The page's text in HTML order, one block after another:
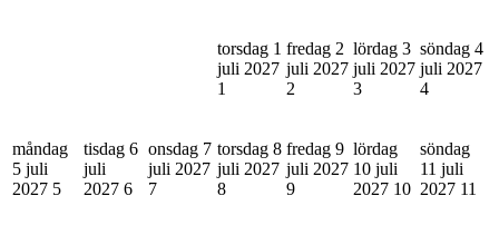
torsdag 1
juli 2027
1
fredag 2
juli 2027
2
lördag 3
juli 2027
3
söndag 4
juli 2027
4
måndag
5 juli
2027 5
tisdag 6
juli
2027 6
onsdag 7
juli 2027
7
torsdag 8
juli 2027
8
fredag 9
juli 2027
9
lördag
10 juli
2027 10
söndag
11 juli
2027 11